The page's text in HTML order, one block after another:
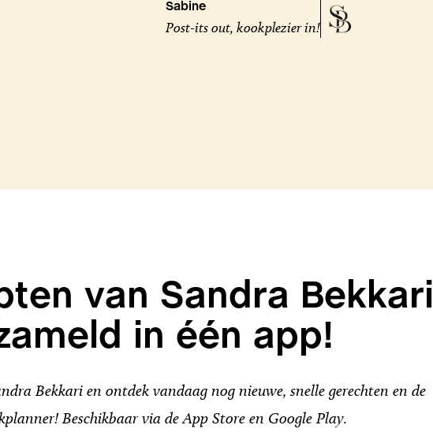
Sabine
Post-its out, kookplezier in!
van Sandra Bekkari
in één app!
Bekkari en ontdek vandaag nog nieuwe, snelle gerechten en de
Beschikbaar via de App Store en Google Play.